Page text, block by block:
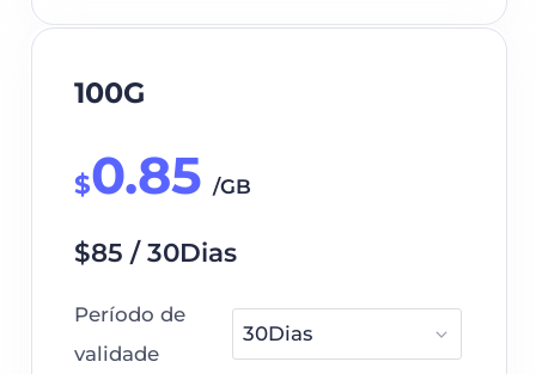
100G
$0.85 /GB
$85 / 30Dias
Período de
validade